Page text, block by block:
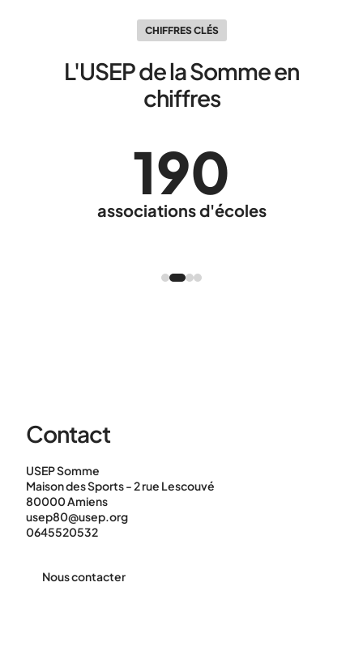
CHIFFRES CLÉS
L'USEP de la Somme en
chiffres
190
associations d'écoles
Contact
USEP Somme
Maison des Sports - 2 rue Lescouvé
80000 Amiens
usep80@usep.org
0645520532
Nous contacter